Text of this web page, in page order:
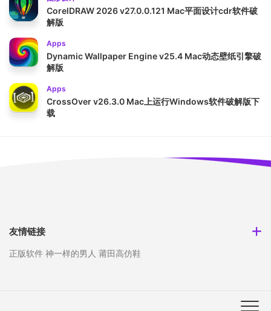
CorelDRAW 2026 v27.0.0.121 Mac平面设计cdr软件破
解版
Apps
Dynamic Wallpaper Engine v25.4 Mac动态壁纸引擎破
解版
Apps
CrossOver v26.3.0 Mac上运行Windows软件破解版下
载
友情链接
正版软件 神一样的男人 莆田高仿鞋